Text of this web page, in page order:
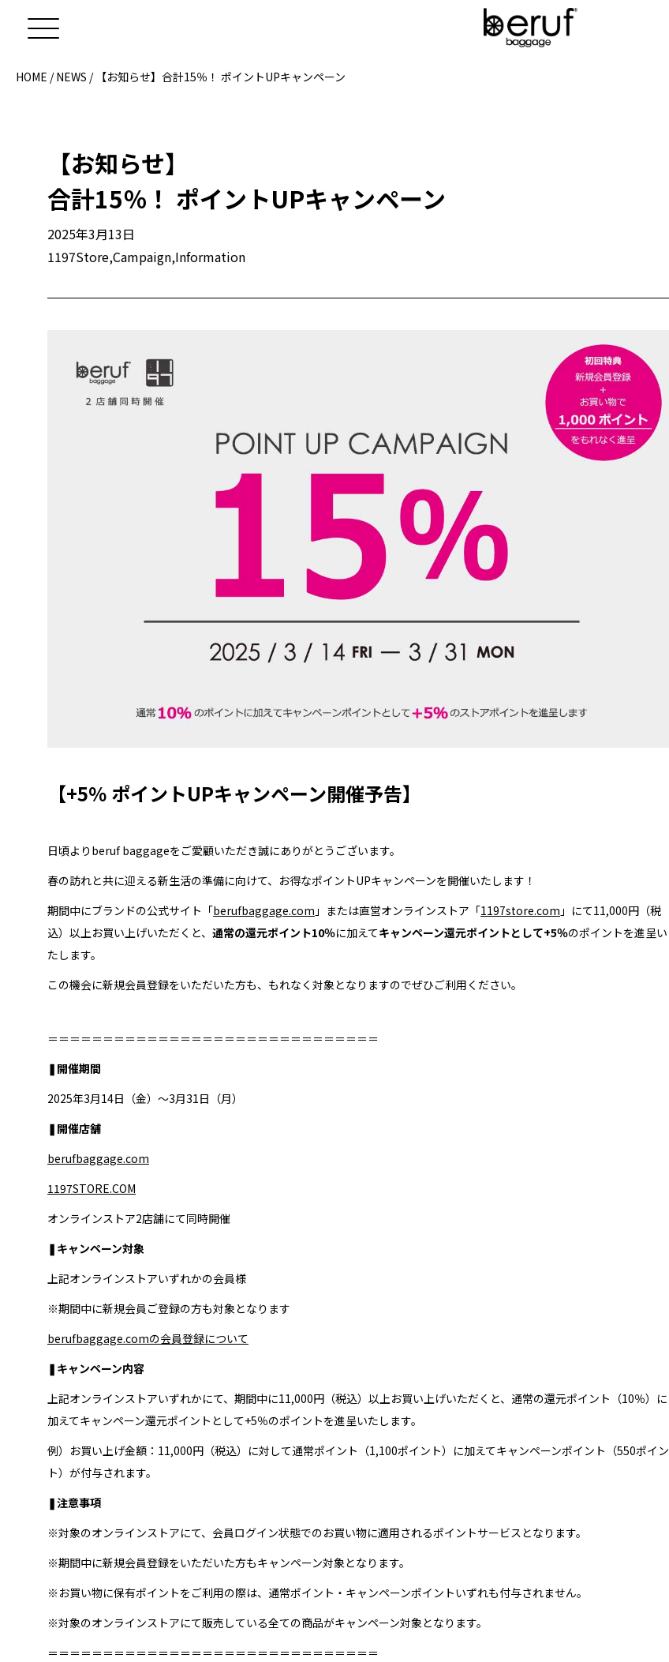
HOME /NEWS / 【お知らせ】 合計15％！ ポイントUPキャンペーン
【お知らせ】
合計15％！ ポイントUPキャンペーン
2025年3月13日
1197Store,Campaign,Information
【+5％ ポイントUPキャンペーン開催予告】
日頃よりberuf baggageをご愛顧いただき誠にありがとうございます。
春の訪れと共に迎える新生活の準備に向けて、お得なポイントUPキャンペーンを開催いたします！
期間中にブランドの公式サイト「berufbaggage.com 」または直営オンラインストア「1197store.com 」にて11,000円（税
込）以上お買い上げいただくと、 通常の還元ポイント10％に加えてキャンペーン還元ポイントとして+5％のポイントを進呈い
たします。
この機会に新規会員登録をいただいた方も、もれなく対象となりますのでぜひご利用ください。
＝＝＝＝＝＝＝＝＝＝＝＝＝＝＝＝＝＝＝＝＝＝＝＝＝＝＝＝＝＝
❚開催期間
2025年3月14日（金）～3月31日（月）
❚開催店舗
berufbaggage.com
1197STORE.COM
オンラインストア2店舗にて同時開催
❚キャンペーン対象
上記オンラインストアいずれかの会員様
※期間中に新規会員ご登録の方も対象となります
berufbaggage.comの会員登録について
❚キャンペーン内容
上記オンラインストアいずれかにて、期間中に11,000円（税込）以上お買い上げいただくと、通常の還元ポイント（10％）に
加えてキャンペーン還元ポイントとして+5％のポイントを進呈いたします。
例）お買い上げ金額：11,000円（税込）に対して通常ポイント（1,100ポイント）に加えてキャンペーンポイント（550ポイン
ト）が付与されます。
❚注意事項
※対象のオンラインストアにて、会員ログイン状態でのお買い物に適用されるポイントサービスとなります。
※期間中に新規会員登録をいただいた方もキャンペーン対象となります。
※お買い物に保有ポイントをご利用の際は、通常ポイント・キャンペーンポイントいずれも付与されません。
※対象のオンラインストアにて販売している全ての商品がキャンペーン対象となります。
＝＝＝＝＝＝＝＝＝＝＝＝＝＝＝＝＝＝＝＝＝＝＝＝＝＝＝＝＝＝